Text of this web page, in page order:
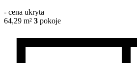
- cena ukryta
64,29 m² 3 pokoje